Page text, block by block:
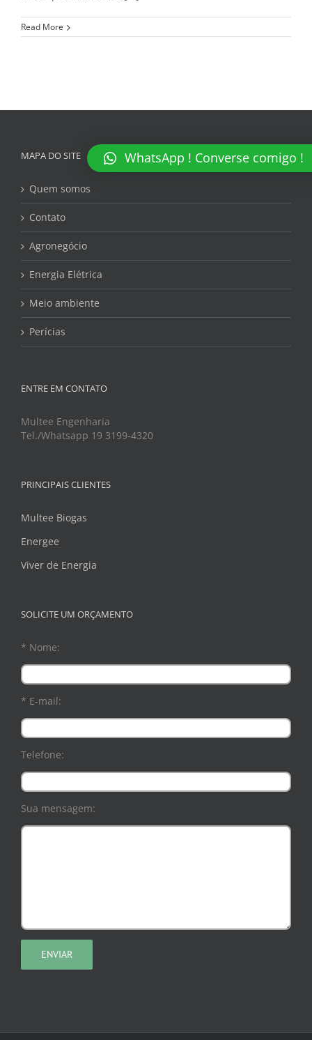
Read More
MAPA DO SITE
Quem somos
Contato
Agronegócio
Energia Elétrica
Meio ambiente
Perícias
ENTRE EM CONTATO
Multee Engenharia
Tel./Whatsapp 19 3199-4320
PRINCIPAIS CLIENTES
Multee Biogas
Energee
Viver de Energia
SOLICITE UM ORÇAMENTO
* Nome:
* E-mail:
Telefone:
Sua mensagem:
WhatsApp ! Converse comigo !